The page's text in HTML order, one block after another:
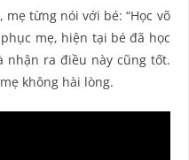
từng nói với bé: “Học võ
mẹ, hiện tại bé đã học
nhận ra điều này cũng tốt.
không hài lòng.